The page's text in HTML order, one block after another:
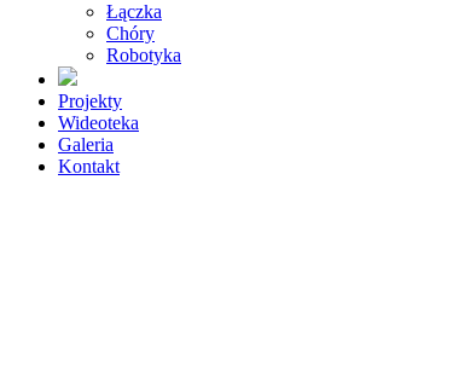
Łączka
Chóry
Robotyka
Projekty
Wideoteka
Galeria
Kontakt